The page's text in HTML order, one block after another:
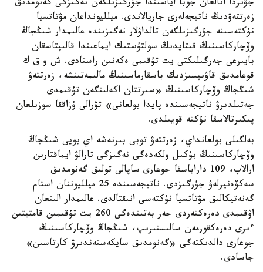
جۋىردا اتالعان جوبا اياسىندا جۇرگىزىلگەن نەگىزگى گەنومدىق
زەرتتەۋدىڭ ناتيجەلەرى جاريالاندى. ميلليونداعان مۋتاتسيا
نۇكتەسىنە جۇرگىزىلگەن تالداۋلار نەگىزىندە عالىمدار شىڭجاڭ
وۆچاركاسىنىڭ قىتايدىڭ سولتۇستىك ايماعىندا قالىپتاسقان
بايىرعى جەرگىلىكتى يت تۇقىمى ەكەنىن راستادى. ش و ق ك
قوعامدىق قاۋىپسىزدىك باسقارماسىنىڭ مالىمەتىنشە، زەرتتەۋ
شىڭجاڭ وۆچاركاسىنىڭ «سىرتتان اكەلىنگەن تۇقىمدى
جەتىلدىرۋ ناتيجەسىندە پايدا بولعانى» تۋرالى ۇزاققا سوزىلعان
پىكىرتالاسقا نۇكتە قويىلدى.
بەلگىلى بولعانداي، زەرتتەۋ توبى بىرنەشە اي بويى شىڭجاڭ
وۆچاركاسىنىڭ بۇكىل ولكەدەگى نەگىزگى تارالۋ ايماقتارىن
ارالاپ، 109 داراباسقا جوعارى ساپالى تولىق گەنومدىق
سەكۆەنيرلەۋ جۇرگىزدى. ناتيجەسىندە 25 ميلليوننان استام
گەنەتيكالىق مۋتاتسيا نۇكتەسى انىقتالدى. عالىمدار الىنعان
اۋقىمدى دەرەكتەردى جەر بەتىندەگى 260 يت تۇقىمىن قامتيتىن
ءىرى دەرەكقورمەن سالىستىرىپ، شىڭجاڭ وۆچاركاسىنىڭ
جوعارى دالدىكتەگى «گەنومدىق سايكەستەندىرۋ كارتاسىن»
جاسادى.